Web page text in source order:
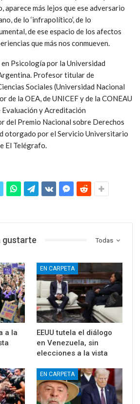
aparece más lejos que ese adversario
de lo ‘infrapolítico’, de lo
de ese espacio de los afectos
que más nos conmueven.
Psicología por la Universidad
Profesor titular de
Sociales (Universidad Nacional
de la OEA, de UNICEF y de la CONEAU
y Acreditación
del Premio Nacional sobre Derechos
otorgado por el Servicio Universitario
El Telégrafo.
Todas
gustarte
a la
EN CARPETA
EEUU tutela el diálogo
en Venezuela, sin
elecciones a la vista
EN CARPETA